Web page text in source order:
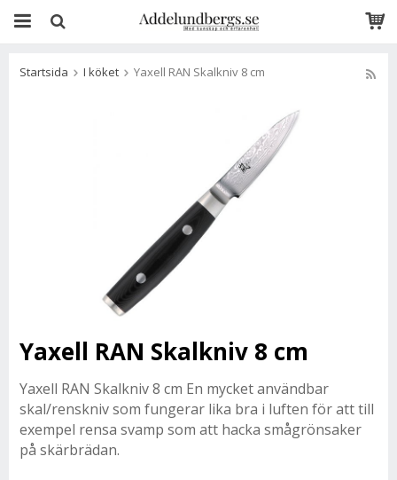
Startsida I köket Yaxell RAN Skalkniv 8 cm
Yaxell RAN Skalkniv 8 cm
Yaxell RAN Skalkniv 8 cm En mycket användbar
skal/renskniv som fungerar lika bra i luften för att till
exempel rensa svamp som att hacka smågrönsaker
på skärbrädan.